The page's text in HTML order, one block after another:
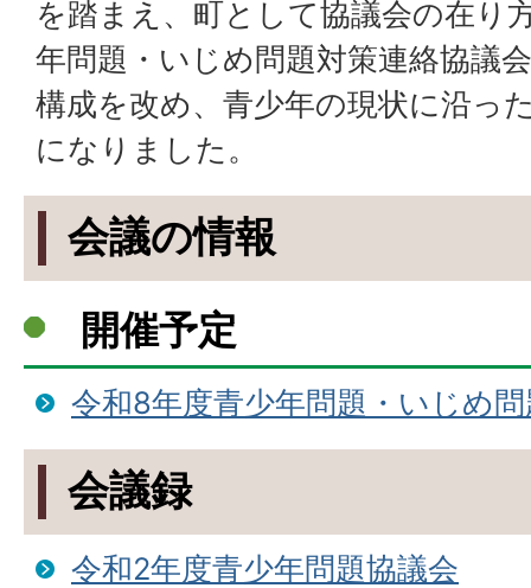
を踏まえ、町として協議会の在り
年問題・いじめ問題対策連絡協議
構成を改め、青少年の現状に沿っ
になりました。
会議の情報
開催予定
令和8年度青少年問題・いじめ
会議録
令和2年度青少年問題協議会